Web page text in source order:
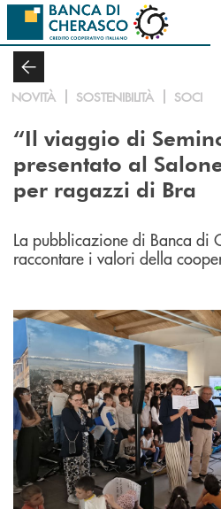
Salta al contenuto principale
NOVITÀ SOSTENIBILITÀ SOCI
“Il viaggio di
presentato al
per ragazzi di Bra
La pubblicazione di Banca di
raccontare i valori della